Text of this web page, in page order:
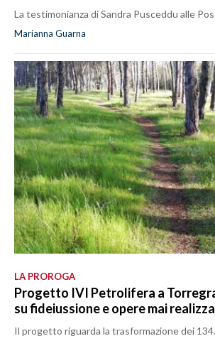
La testimonianza di Sandra Pusceddu alle
Marianna Guarna
LA PROROGA
Progetto IVI Petrolifera a
su fideiussione e opere mai
Il progetto riguarda la trasformazione dei